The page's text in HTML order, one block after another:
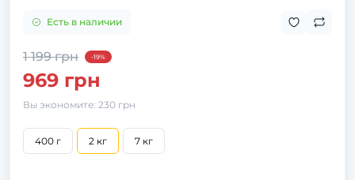
Есть в наличии
1 199 грн -19%
969 грн
Вы экономите: 230 грн
400 г 2 кг 7 кг